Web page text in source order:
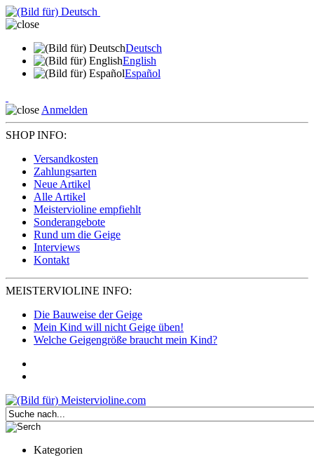
Deutsch
English
Español
Anmelden
SHOP INFO:
Versandkosten
Zahlungsarten
Neue Artikel
Alle Artikel
Meistervioline empfiehlt
Sonderangebote
Rund um die Geige
Interviews
Kontakt
MEISTERVIOLINE INFO:
Die Bauweise der Geige
Mein Kind will nicht Geige üben!
Welche Geigengröße braucht mein Kind?
Kategorien